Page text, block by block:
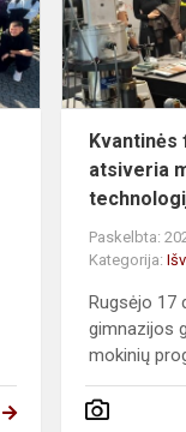
atsiveria
Paskelbta:
Kategorija:
Rugsėjo 17
gimnazijos
mokinių